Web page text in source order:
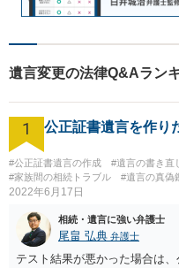
遺言変更の法律Q&Aラン
1 公正証書遺言を作り
#公正証書遺言の作成 #遺言の書き直
#家族間の相続トラブル
#遺言の真偽
2022年6月17日
相続・遺言に強い弁護士
尾畠 弘典 弁護士
テスト結果が悪かった場合は